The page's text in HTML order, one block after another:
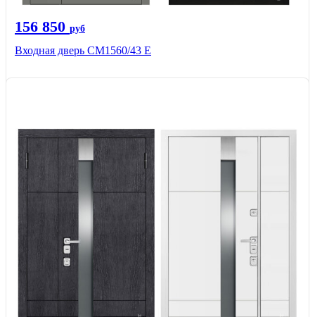
156 850 руб
Входная дверь СМ1560/43 Е